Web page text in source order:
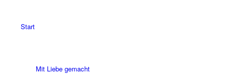
Start
Mit Liebe gemacht